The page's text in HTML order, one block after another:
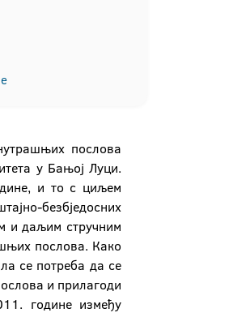
послова
у Бањој Луци.
и то с циљем
безбједосних
и даљим стручним
послова. Како
се потреба да се
и прилагоди
године између